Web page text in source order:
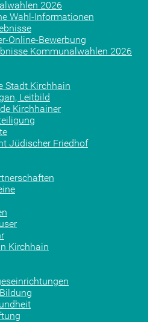
2026
Wahl-Informationen
Online-Bewerbung
Kommunalwahlen 2026
Stadt Kirchhain
Leitbild
Kirchhainer
Jüdischer Friedhof
Kirchhain